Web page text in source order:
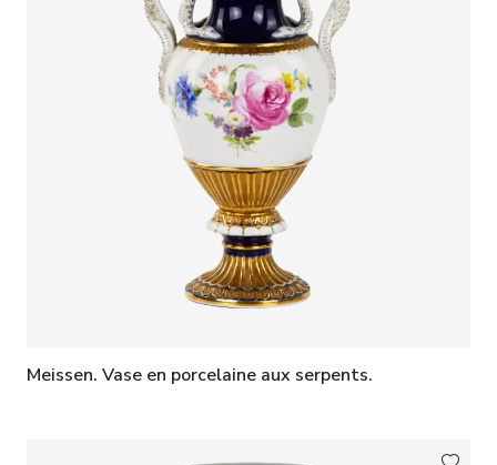
Meissen. Vase en porcelaine aux serpents.